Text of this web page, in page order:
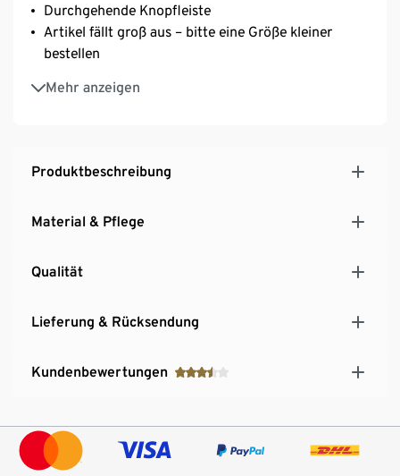
Durchgehende Knopfleiste
Artikel fällt groß aus – bitte eine Größe kleiner
bestellen
Mehr anzeigen
Angela ist 178 cm groß und trägt Größe 36
Produktbeschreibung
Material & Pflege
Qualität
Lieferung & Rücksendung
Kundenbewertungen